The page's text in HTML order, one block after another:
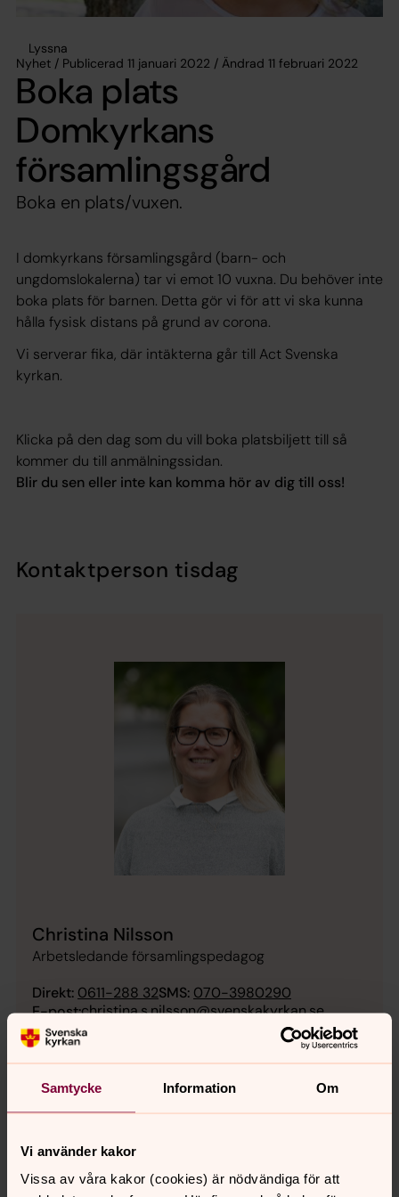
Samtycke Information Om
Vi använder kakor
Vissa av våra kakor (cookies) är nödvändiga för att
Lyssna
Nyhet / Publicerad 11 januari 2022 / Ändrad 11 februari 2022
Boka plats
Domkyrkans
församlingsgård
Boka en plats/vuxen.
I domkyrkans församlingsgård (barn- och
ungdomslokalerna) tar vi emot 10 vuxna. Du behöver inte
boka plats för barnen. Detta gör vi för att vi ska kunna
hålla fysisk distans på grund av corona.
Vi serverar fika, där intäkterna går till Act Svenska
kyrkan.
Klicka på den dag som du vill boka platsbiljett till så
kommer du till anmälningssidan.
Blir du sen eller inte kan komma hör av dig till oss!
Kontaktperson tisdag
Christina Nilsson
Arbetsledande församlingspedagog
Direkt: 0611-288 32SMS: 070-3980290
E-post:christina.s.nilsson@svenskakyrkan.se
Kontaktperson fredag